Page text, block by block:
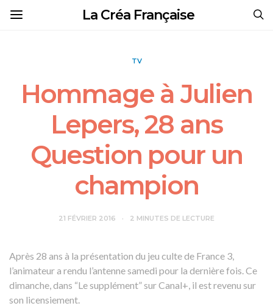
La Créa Française
TV
Hommage à Julien
Lepers, 28 ans
Question pour un
champion
21 FÉVRIER 2016 2 MINUTES DE LECTURE
Après 28 ans à la présentation du jeu culte de France 3,
l’animateur a rendu l’antenne samedi pour la dernière fois. Ce
dimanche, dans “Le supplément” sur Canal+, il est revenu sur
son licensiement.